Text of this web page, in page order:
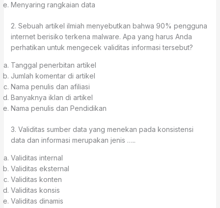
Menyaring rangkaian data
2. Sebuah artikel ilmiah menyebutkan bahwa 90% pengguna
internet berisiko terkena malware. Apa yang harus Anda
perhatikan untuk mengecek validitas informasi tersebut?
Tanggal penerbitan artikel
Jumlah komentar di artikel
Nama penulis dan afiliasi
Banyaknya iklan di artikel
Nama penulis dan Pendidikan
3. Validitas sumber data yang menekan pada konsistensi
data dan informasi merupakan jenis …..
Validitas internal
Validitas eksternal
Validitas konten
Validitas konsis
Validitas dinamis